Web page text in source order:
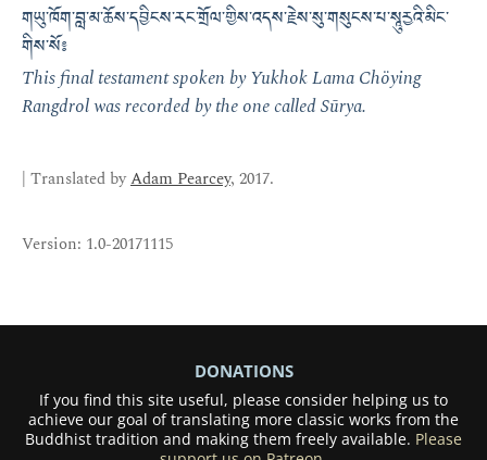
གཡུ་ཁོག་བླ་མ་ཆོས་དབྱིངས་རང་གྲོལ་གྱིས་འདས་རྗེས་སུ་གསུངས་པ་སཱུརྱའི་མིང་
གིས་སོ༔
This final testament spoken by Yukhok Lama Chöying
Rangdrol was recorded by the one called Sūrya.
| Translated byAdam Pearcey, 2017.
Version: 1.0-20171115
DONATIONS
If you find this site useful, please consider helping us to
achieve our goal of translating more classic works from the
Buddhist tradition and making them freely available. Please